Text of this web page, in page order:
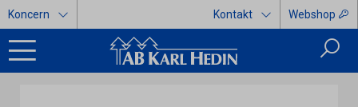
Koncern Kontakt Webshop